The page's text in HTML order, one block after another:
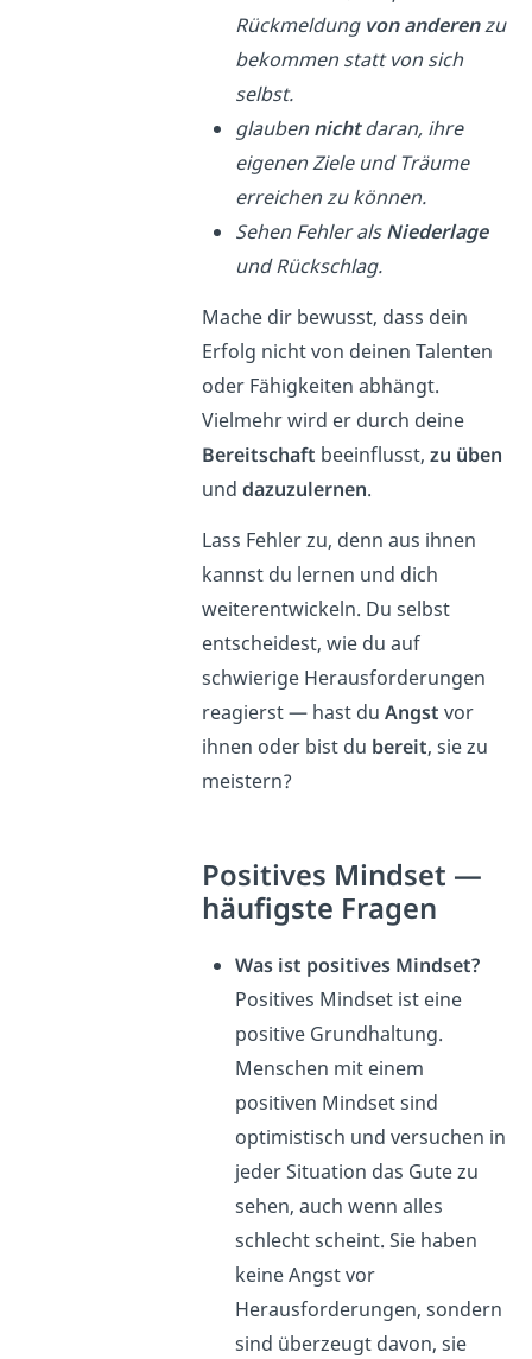
Rückmeldung von anderenzu
bekommen statt von sich
selbst.
glauben nichtdaran, ihre
eigenen Ziele und Träume
erreichen zu können.
Sehen Fehler alsNiederlage
und Rückschlag.
Mache dir bewusst, dass dein
Erfolg nicht von deinen Talenten
oder Fähigkeiten abhängt.
Vielmehr wird er durch deine
Bereitschaft beeinflusst,zu üben
unddazuzulernen.
Lass Fehler zu, denn aus ihnen
kannst du lernen und dich
weiterentwickeln. Du selbst
entscheidest, wie du auf
schwierige Herausforderungen
reagierst — hast duAngst vor
ihnen oder bist du bereit, sie zu
meistern?
Positives Mindset —
häufigste Fragen
Was ist positives Mindset?
Positives Mindset ist eine
positive Grundhaltung.
Menschen mit einem
positiven Mindset sind
optimistisch und versuchen in
jeder Situation das Gute zu
sehen, auch wenn alles
schlecht scheint. Sie haben
keine Angst vor
Herausforderungen, sondern
sind überzeugt davon, sie